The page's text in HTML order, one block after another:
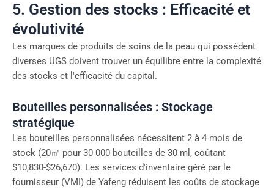
5. Gestion des stocks : Efficacité et
évolutivité
Les marques de produits de soins de la peau qui possèdent
diverses UGS doivent trouver un équilibre entre la complexité
des stocks et l'efficacité du capital.
Bouteilles personnalisées : Stockage
stratégique
Les bouteilles personnalisées nécessitent 2 à 4 mois de
stock (20㎡ pour 30 000 bouteilles de 30 ml, coûtant
$10,830-$26,670). Les services d'inventaire géré par le
fournisseur (VMI) de Yafeng réduisent les coûts de stockage